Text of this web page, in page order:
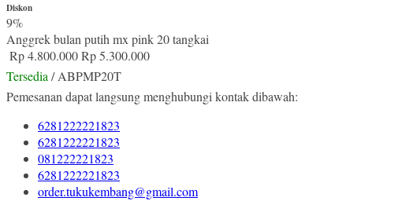
Diskon
9%
Anggrek bulan putih mx pink 20 tangkai
Rp 4.800.000Rp 5.300.000
Tersedia/ ABPMP20T
Pemesanan dapat langsung menghubungi kontak dibawah:
6281222221823
6281222221823
081222221823
6281222221823
order.tukukembang@gmail.com